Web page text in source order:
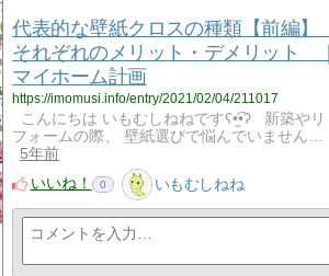
代表的な壁紙クロスの種類【前編】
それぞれのメリット・デメリット ｜
マイホーム計画
https://imomusi.info/entry/2021/02/04/211017
こんにちは いもむしねねですʕ•̫͡•ʔ 新築やリ
フォームの際、 壁紙選びで悩んでいません…
5年前
いいね！
0 いもむしねね